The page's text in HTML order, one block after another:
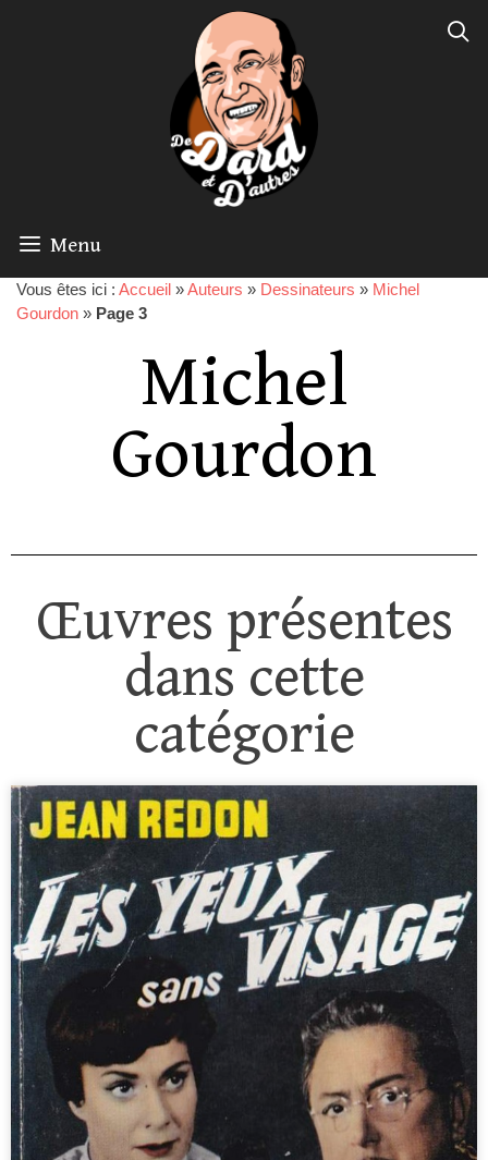
Menu
Vous êtes ici : Accueil »Auteurs » Dessinateurs » Michel
Gourdon » Page 3
Michel
Gourdon
Œuvres présentes
dans cette
catégorie